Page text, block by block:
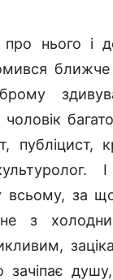
про нього і
публіцист,
всьому, за
не з
зачіпає